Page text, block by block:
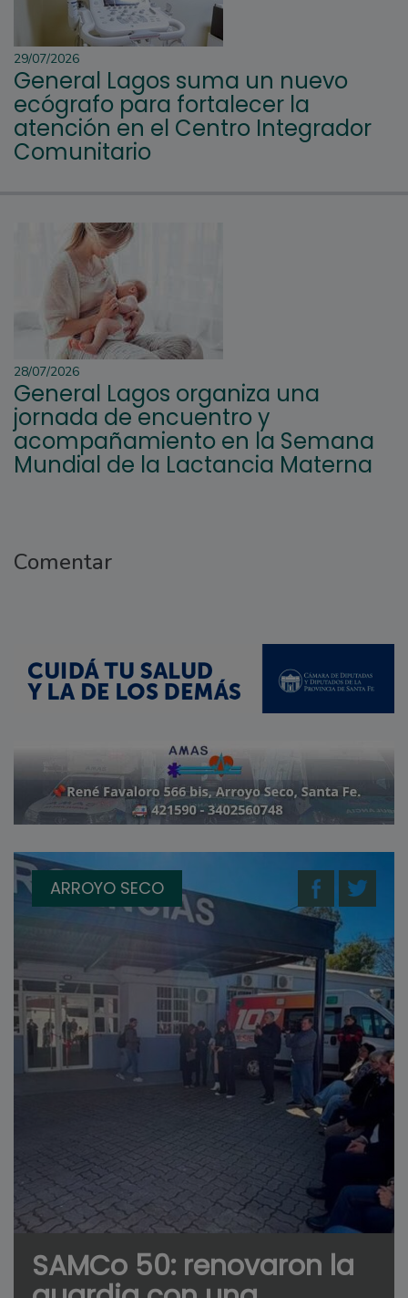
29/07/2026
General Lagos suma un nuevo
ecógrafo para fortalecer la
atención en el Centro Integrador
Comunitario
28/07/2026
General Lagos organiza una
jornada de encuentro y
acompañamiento en la Semana
Mundial de la Lactancia Materna
Comentar
ARROYO SECO
SAMCo 50: renovaron la